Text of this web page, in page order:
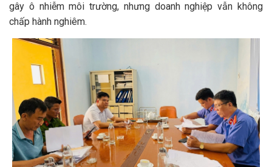
gây ô nhiễm môi trường, nhưng doanh nghiệp vẫn không
chấp hành nghiêm.